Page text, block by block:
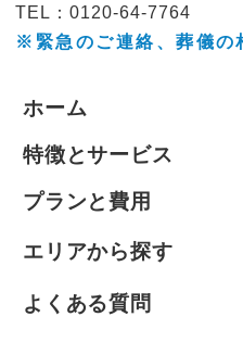
TEL：0120-64-7764
※緊急のご連絡、葬儀の
ホーム
特徴とサービス
プランと費用
エリアから探す
よくある質問